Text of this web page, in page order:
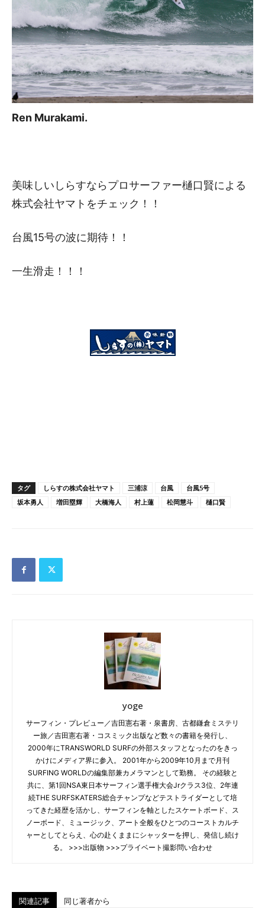
Ren Murakami.
美味しいしらすならプロサーファー樋口賢による
株式会社ヤマトをチェック！！
台風15号の波に期待！！
一生滑走！！！
タグ しらすの株式会社ヤマト 三浦涼 台風
台風5号
坂本勇人
増田塁輝 大橋海人 村上蓮 松岡慧斗 樋口賢
yoge
サーフィン・プレビュー／吉田憲右著・泉書房、古都鎌倉ミステリ
ー旅／吉田憲右著・コスミック出版など数々の書籍を発行し、
2000年にTRANSWORLD SURFの外部スタッフとなったのをきっ
かけにメディア界に参入。 2001年から2009年10月まで月刊
SURFING WORLDの編集部兼カメラマンとして勤務。 その経験と
共に、第1回NSA東日本サーフィン選手権大会Jrクラス3位、2年連
続THE SURFSKATERS総合チャンプなどテストライダーとして培
ってきた経歴を活かし、サーフィンを軸としたスケートボード、ス
ノーボード、ミュージック、アート全般をひとつのコーストカルチ
ャーとしてとらえ、心の赴くままにシャッターを押し、発信し続け
る。 >>>出版物 >>>プライベート撮影問い合わせ
関連記事 同じ著者から